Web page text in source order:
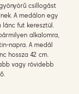
csillogást
A medálon egy
fut keresztül.
alkalomra,
napra. A medál
hossza 42 cm.
vagy rövidebb